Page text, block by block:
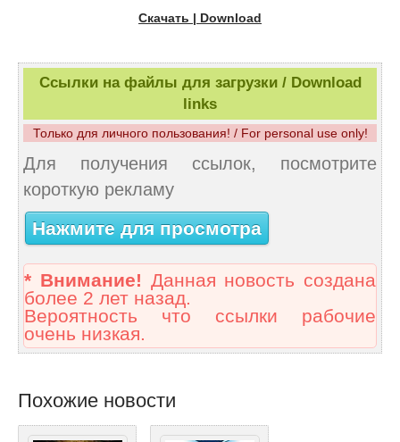
Скачать | Download
Ссылки на файлы для загрузки / Download
links
Только для личного пользования! / For personal use only!
Для получения ссылок, посмотрите
короткую рекламу
Нажмите для просмотра
* Внимание! Данная новость создана
более 2 лет назад.
Вероятность что ссылки рабочие
очень низкая.
Похожие новости